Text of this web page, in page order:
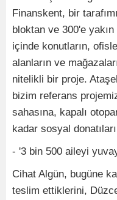
Finanskent, bir
bloktan ve 300'e
içinde konutların,
alanların ve
nitelikli bir proje.
bizim referans
sahasına, kapalı
kadar sosyal
- '3 bin 500 aileyi
Cihat Algün, bugüne
teslim ettiklerini,